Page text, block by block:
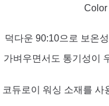
덕다운 90:10으로 보온
가벼우면서도 통기성이
코듀로이 워싱 소재를 사